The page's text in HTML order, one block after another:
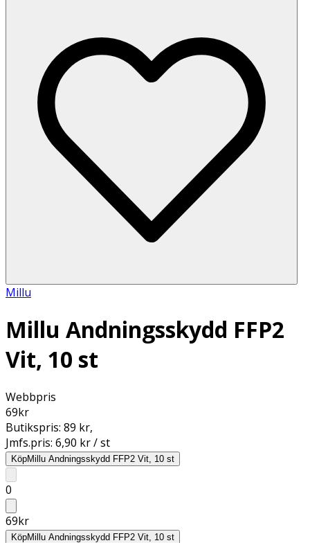
Millu
Millu Andningsskydd FFP2
Vit, 10 st
Webbpris
69kr
Butikspris: 89 kr,
Jmfs.pris: 6,90 kr / st
KöpMillu Andningsskydd FFP2 Vit, 10 st
0
69kr
KöpMillu Andningsskydd FFP2 Vit, 10 st